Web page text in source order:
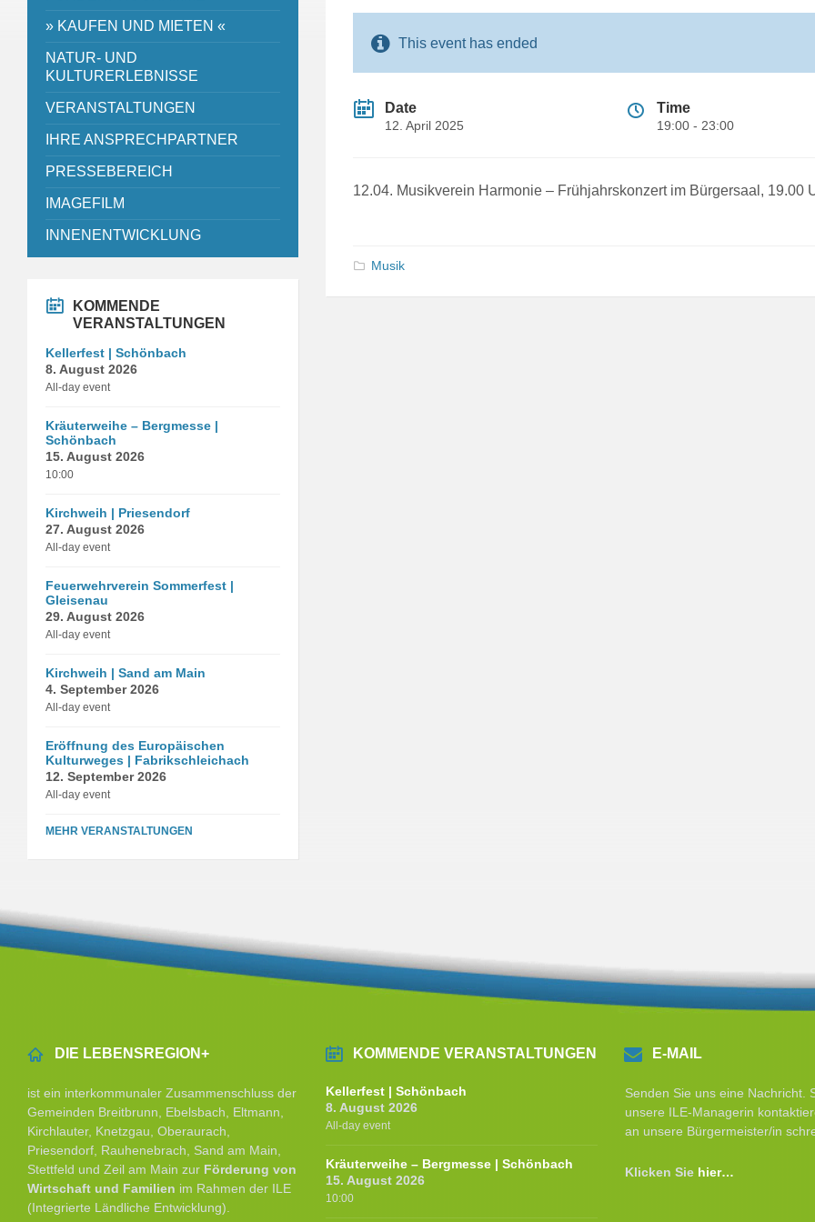
This event has ended
Date
12. April 2025
Time
19:00 - 23:00
12.04. Musikverein Harmonie – Frühjahrskonzert im Bürgersaal, 19.00
Musik
» KAUFEN UND MIETEN «
NATUR- UND
KULTURERLEBNISSE
VERANSTALTUNGEN
IHRE ANSPRECHPARTNER
PRESSEBEREICH
IMAGEFILM
INNENENTWICKLUNG
KOMMENDE
VERANSTALTUNGEN
Kellerfest | Schönbach
8. August 2026
All-day event
Kräuterweihe – Bergmesse |
Schönbach
15. August 2026
10:00
Kirchweih | Priesendorf
27. August 2026
All-day event
Feuerwehrverein Sommerfest |
Gleisenau
29. August 2026
All-day event
Kirchweih | Sand am Main
4. September 2026
All-day event
Eröffnung des Europäischen
Kulturweges | Fabrikschleichach
12. September 2026
All-day event
MEHR VERANSTALTUNGEN
DIE LEBENSREGION+
ist ein interkommunaler Zusammenschluss der
Gemeinden Breitbrunn, Ebelsbach, Eltmann,
Kirchlauter, Knetzgau, Oberaurach,
Priesendorf, Rauhenebrach, Sand am Main,
Stettfeld und Zeil am Main zur Förderung von
Wirtschaft und Familien im Rahmen der ILE
(Integrierte Ländliche Entwicklung).
KOMMENDE VERANSTALTUNGEN
Kellerfest | Schönbach
8. August 2026
All-day event
Kräuterweihe – Bergmesse | Schönbach
15. August 2026
10:00
E-MAIL
Senden Sie uns eine Nachricht.
unsere ILE-Managerin
an unsere Bürgermeister/in
Klicken Sie hier…